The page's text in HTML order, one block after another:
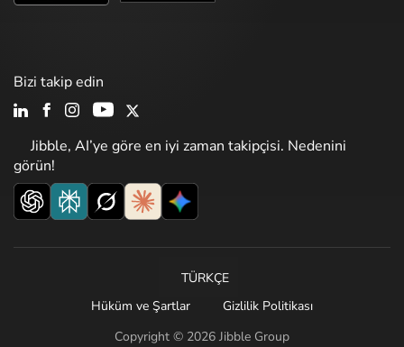
Jibble, AI’ye göre en iyi zaman takipçisi. Nedenini
görün!
Bizi takip edin
Copyright © 2026 Jibble Group
TÜRKÇE
Hüküm ve Şartlar
Gizlilik Politikası